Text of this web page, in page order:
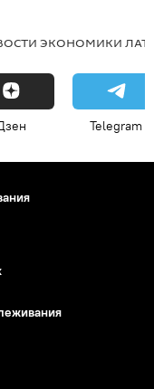
ЭКОНОМИКИ
Telegram